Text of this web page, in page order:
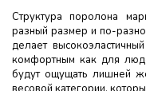
Структура поролона
разный размер и по-
делает
комфортным как для
будут ощущать лишней